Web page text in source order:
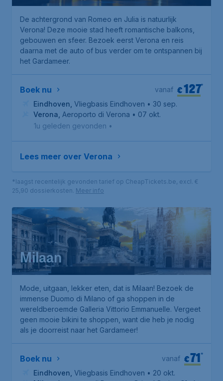
De achtergrond van Romeo en Julia is natuurlijk
Verona! Deze mooie stad heeft romantische balkons,
gebouwen en sfeer. Bezoek eerst Verona en reis
daarna met de auto of bus verder om te ontspannen bij
het Gardameer.
Boek nu €127*
vanaf
Eindhoven Vliegbasis Eindhoven • 30 sep.
Verona Aeroporto di Verona • 07 okt.
1u geleden gevonden •
Lees meer over Verona
*laagst recentelijk gevonden tarief op CheapTickets.be, excl. €
25,90 dossierkosten. Meer info
Milaan
Mode, uitgaan, lekker eten, dat is Milaan! Bezoek de
immense Duomo di Milano of ga shoppen in de
wereldberoemde Galleria Vittorio Emmanuelle. Vergeet
geen mooie bikini te shoppen, want die heb je nodig
als je doorreist naar het Gardameer!
Boek nu €71*
vanaf
Eindhoven Vliegbasis Eindhoven • 20 okt.